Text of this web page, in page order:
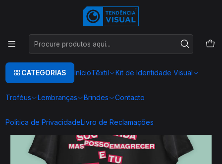
CATEGORIAS InícioTêxtil Kit de Identidade Visual
Troféus Lembranças Brindes Contacto
Politica de PrivacidadeLivro de Reclamações
Este é o texto do slideLer mais